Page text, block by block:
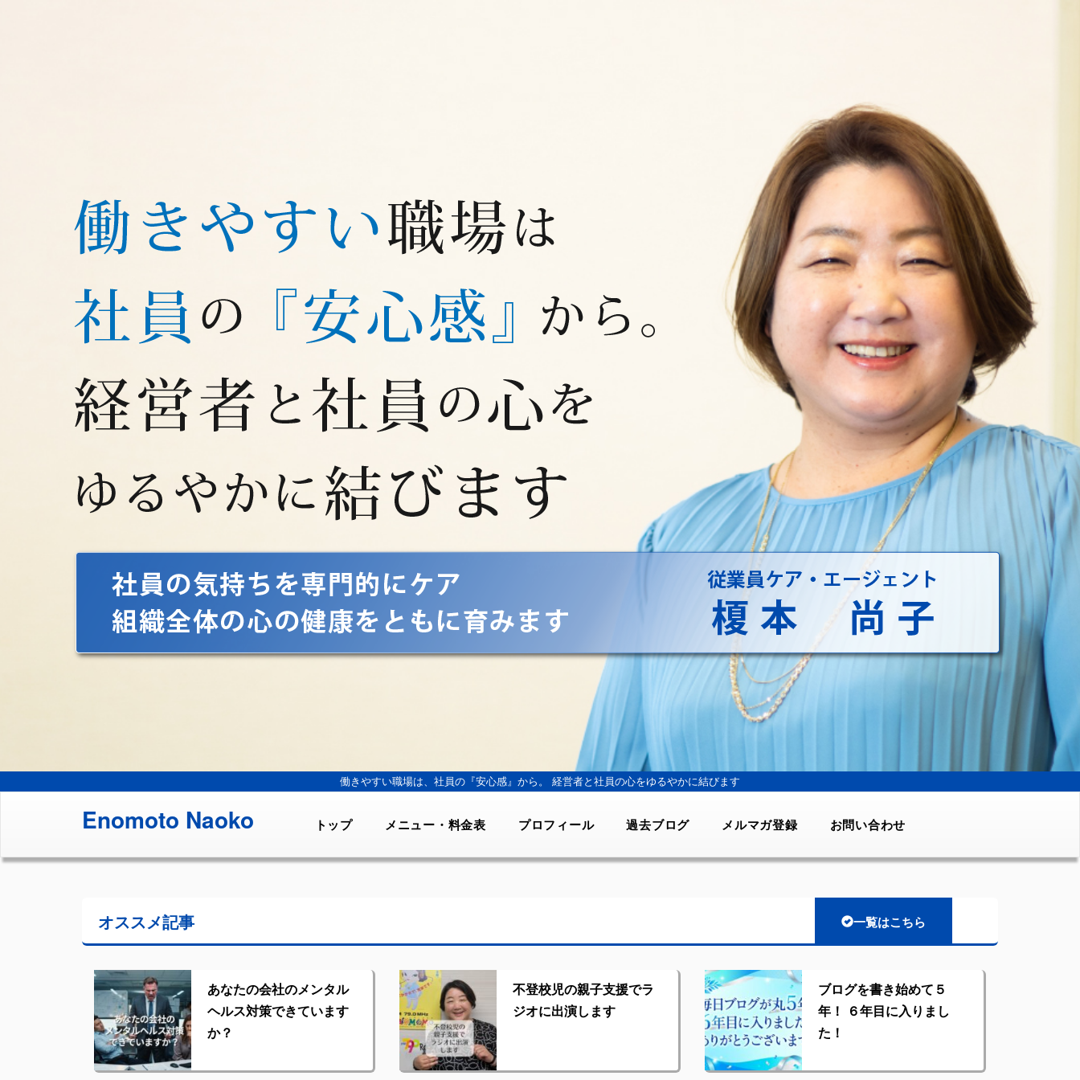
働きやすい職場は、社員の『安心感』から。 経営者と社員の心をゆるやかに結びます
Enomoto Naoko トップ メニュー・料金表 プロフィール 過去ブログ メルマガ登録 お問い合わせ
オススメ記事 一覧はこちら
あなたの会社のメンタル
ヘルス対策できています
か？
不登校児の親子支援でラ
ジオに出演します
ブログを書き始めて５
年！ ６年目に入りまし
た！